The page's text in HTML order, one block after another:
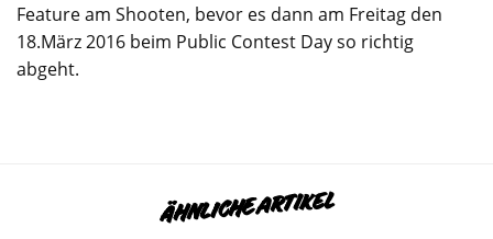
Feature am Shooten, bevor es dann am Freitag den
18.März 2016 beim Public Contest Day so richtig
abgeht.
ÄHNLICHE ARTIKEL